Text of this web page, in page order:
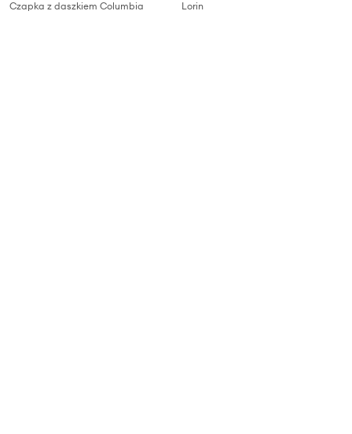
Czapka z daszkiem Columbia
Lorin